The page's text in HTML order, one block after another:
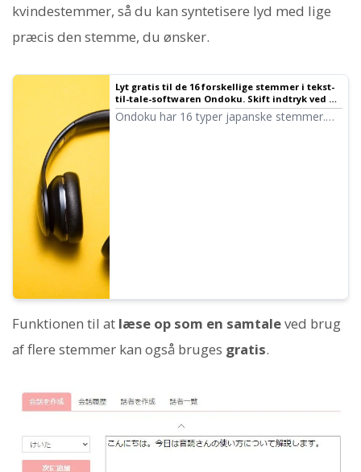
kvindestemmer, så du kan syntetisere lyd med lige
præcis den stemme, du ønsker.
Lyt gratis til de 16 forskellige stemmer i tekst-
til-tale-softwaren Ondoku. Skift indtryk ved at
ændre tonehøjden | Tekst-til-tale-software
Ondoku
Ondoku har 16 typer japanske stemmer.
Funktionen til at læse op som en samtaleved brug
af flere stemmer kan også bruges gratis.